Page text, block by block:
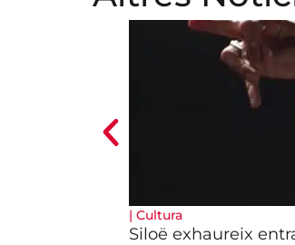
| Cultura
Siloë exhaureix